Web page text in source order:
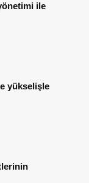
ile
yükselişle